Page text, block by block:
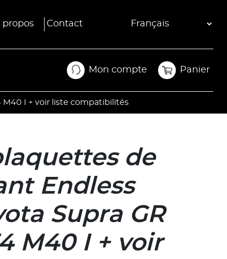
propos Contact
Mon compte
Mon compte
Panier
Panier
M40 I + voir liste compatibilités
de
Endless
Supra GR
M40 I + voir